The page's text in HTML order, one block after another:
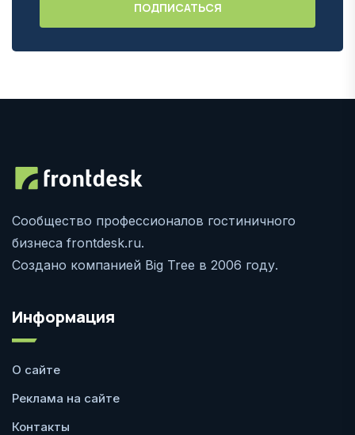
Сообщество профессионалов гостиничного
бизнеса frontdesk.ru.
Создано компанией Big Tree в 2006 году.
Информация
О сайте
Реклама на сайте
Контакты